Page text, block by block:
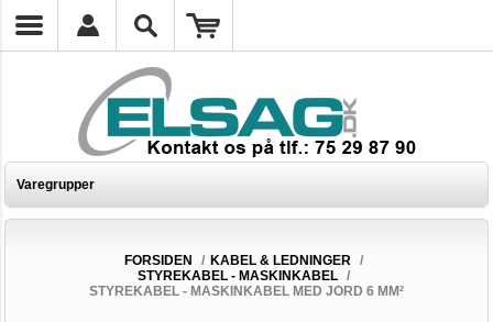
Varegrupper
FORSIDEN / KABEL & LEDNINGER /
STYREKABEL - MASKINKABEL /
STYREKABEL - MASKINKABEL MED JORD 6 MM²